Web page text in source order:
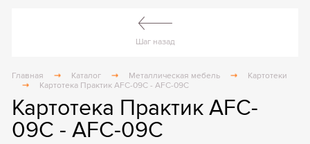
Шаг назад
Главная Каталог Металлическая мебель
Картотеки
Картотека Практик AFC-09C - AFC-09C
Картотека Практик AFC-
09C - AFC-09C